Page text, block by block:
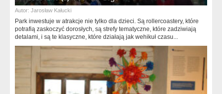
Autor: Jarosław Kałucki
Park inwestuje w atrakcje nie tylko dla dzieci. Są rollercoastery, które
potrafią zaskoczyć dorosłych, są strefy tematyczne, które zadziwiają
detalami, i są te klasyczne, które działają jak wehikuł czasu...